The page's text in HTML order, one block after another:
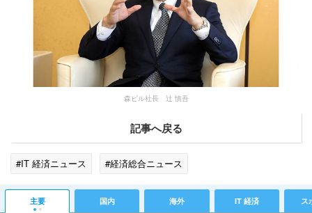
森ビル社長 辻 慎吾
記事へ戻る
#IT 経済ニュース #経済総合ニュース
主要 国内 海外 IT 経済 ス